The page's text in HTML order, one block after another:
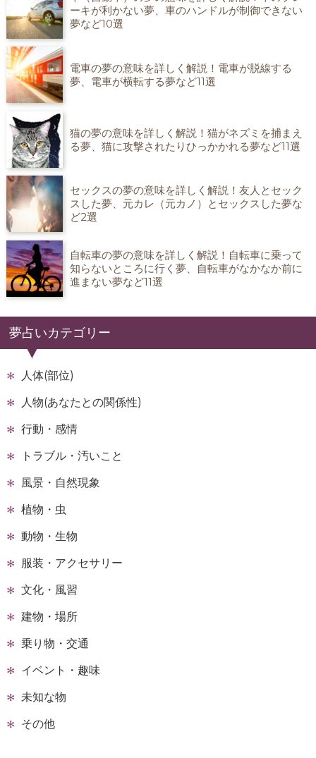
ーキが利かない夢、車のハンドルが制御できない
夢など10選
電車の夢の意味を詳しく解説！電車が脱線する
夢、電車が横転する夢など11選
猫の夢の意味を詳しく解説！猫がネズミを捕まえ
る夢、猫に攻撃されたりひっかかれる夢など11選
セックスの夢の意味を詳しく解説！友人とセック
スした夢、元カレ（元カノ）とセックスした夢な
ど2選
自転車の夢の意味を詳しく解説！自転車に乗って
知らないところに行く夢、自転車がなかなか前に
進まない夢など11選
夢占いカテゴリー
人体(部位)
人物(あなたとの関係性)
行動・感情
トラブル・汚いこと
風景・自然現象
植物・虫
動物・生物
服装・アクセサリー
文化・風習
建物・場所
乗り物・交通
イベント・趣味
未知な物
その他